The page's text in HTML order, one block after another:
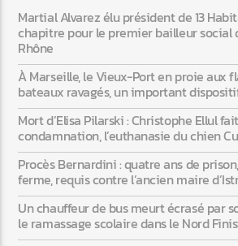
Martial Alvarez élu président de 13
chapitre pour le premier bailleur social
Rhône
À Marseille, le Vieux-Port en proie aux
bateaux ravagés, un important
Mort d’Elisa Pilarski : Christophe Ellul
condamnation, l’euthanasie du chien
Procès Bernardini : quatre ans de
ferme, requis contre l’ancien maire
Un chauffeur de bus meurt écrasé par
le ramassage scolaire dans le Nord